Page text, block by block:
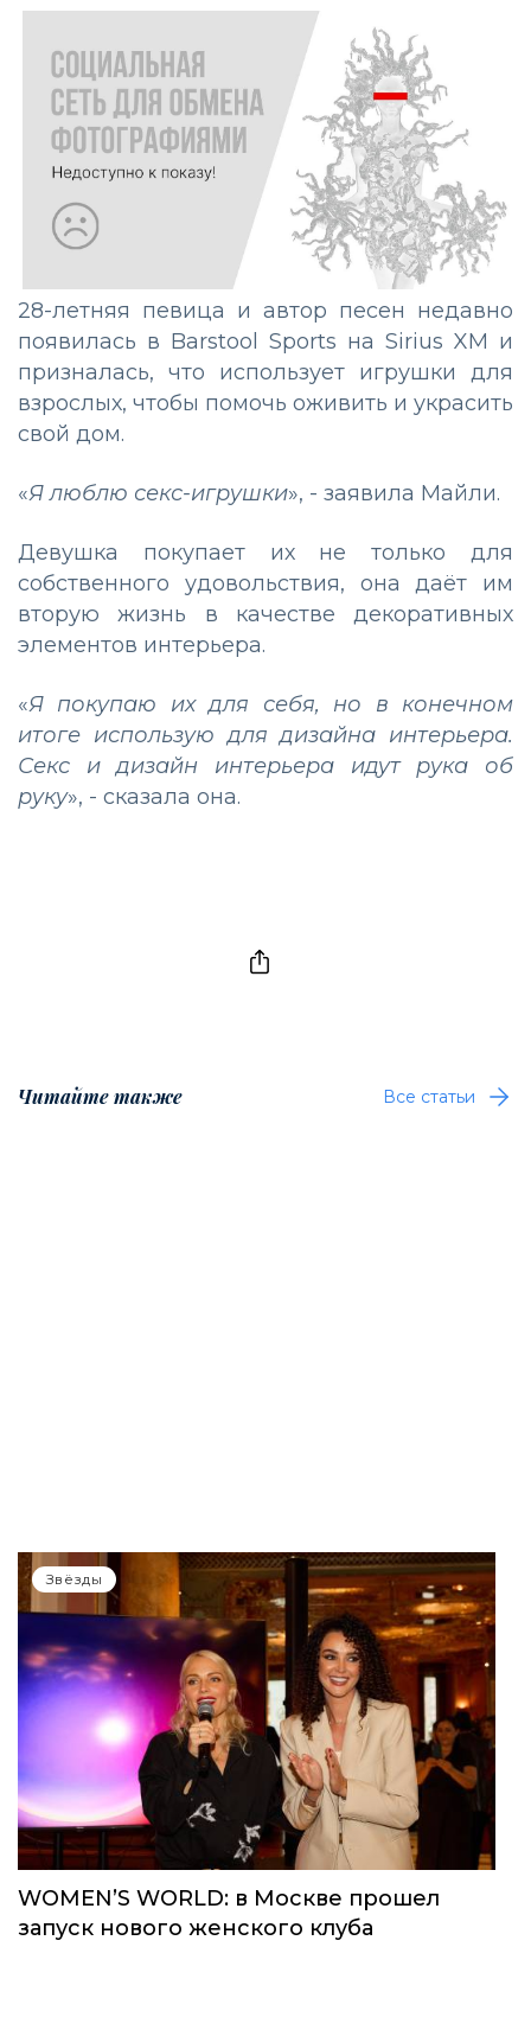
28-летняя певица и автор песен недавно
появилась в Barstool Sports на Sirius XM и
призналась, что использует игрушки для
взрослых, чтобы помочь оживить и украсить
свой дом.
«Я люблю секс-игрушки», - заявила Майли.
Девушка покупает их не только для
собственного удовольствия, она даёт им
вторую жизнь в качестве декоративных
элементов интерьера.
«Я покупаю их для себя, но в конечном
итоге использую для дизайна интерьера.
Секс и дизайн интерьера идут рука об
руку», - сказала она.
Читайте также Все статьи
Звёзды
WOMEN’S WORLD: в Москве прошел
запуск нового женского клуба